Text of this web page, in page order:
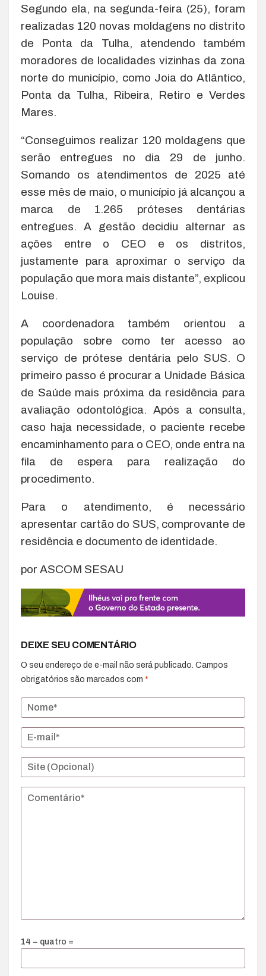
Segundo ela, na segunda-feira (25), foram
realizadas 120 novas moldagens no distrito
de Ponta da Tulha, atendendo também
moradores de localidades vizinhas da zona
norte do município, como Joia do Atlântico,
Ponta da Tulha, Ribeira, Retiro e Verdes
Mares.
“Conseguimos realizar 120 moldagens que
serão entregues no dia 29 de junho.
Somando os atendimentos de 2025 até
esse mês de maio, o município já alcançou a
marca de 1.265 próteses dentárias
entregues. A gestão decidiu alternar as
ações entre o CEO e os distritos,
justamente para aproximar o serviço da
população que mora mais distante”, explicou
Louise.
A coordenadora também orientou a
população sobre como ter acesso ao
serviço de prótese dentária pelo SUS. O
primeiro passo é procurar a Unidade Básica
de Saúde mais próxima da residência para
avaliação odontológica. Após a consulta,
caso haja necessidade, o paciente recebe
encaminhamento para o CEO, onde entra na
fila de espera para realização do
procedimento.
Para o atendimento, é necessário
apresentar cartão do SUS, comprovante de
residência e documento de identidade.
por ASCOM SESAU
DEIXE SEU COMENTÁRIO
O seu endereço de e-mail não será publicado. Campos
obrigatórios são marcados com *
14 − quatro =